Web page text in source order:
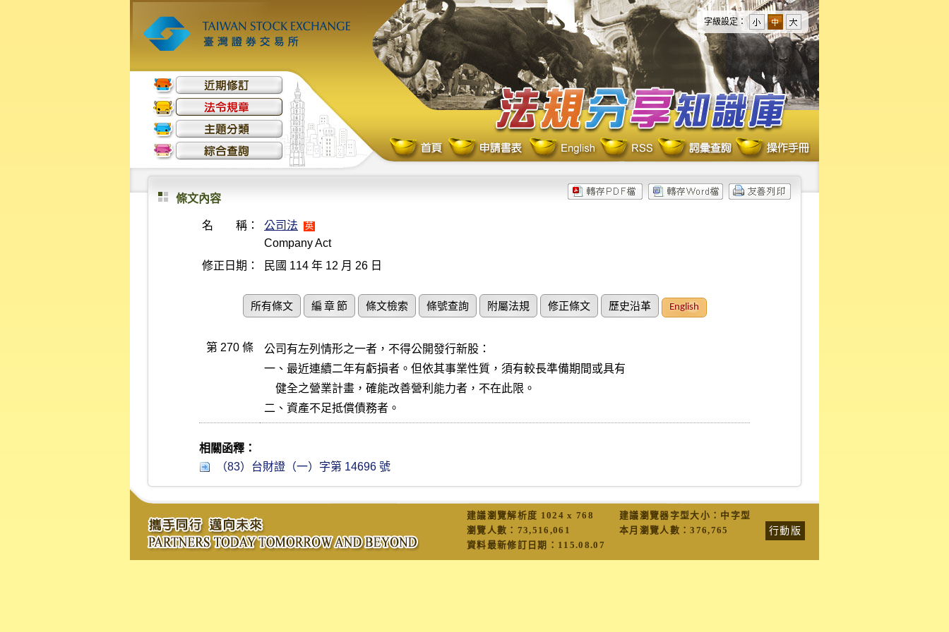
字級設定：
條文內容
名 稱： 公司法 英
Company Act
修正日期：
民國 114 年 12 月 26 日
所有條文 編 章 節 條文檢索 條號查詢 附屬法規 修正條文 歷史沿革 English
第 270 條
公司有左列情形之一者，不得公開發行新股：
一、最近連續二年有虧損者。但依其事業性質，須有較長準備期間或具有
二、資產不足抵償債務者。
相關函釋：
（83）台財證（一）字第 14696 號
建議瀏覽解析度 1024 x 768 建議瀏覽器字型大小：中字型
行動版
瀏覽人數： 73,516,061 本月瀏覽人數：376,765
資料最新修訂日期： 115.08.07